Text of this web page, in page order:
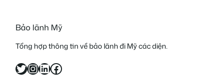
Bảo lãnh Mỹ
Tổng hợp thông tin về bảo lãnh đi Mỹ các diện.
Twitter InstagramLinkedIn Facebook